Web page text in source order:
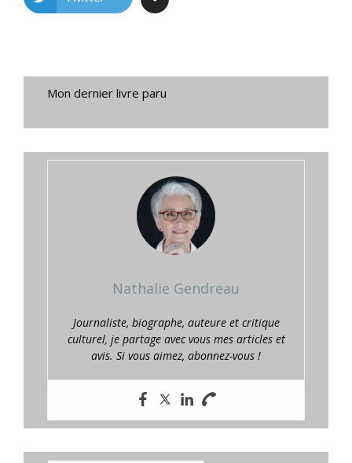
Mon dernier livre paru
Nathalie Gendreau
Journaliste, biographe, auteure et critique
culturel, je partage avec vous mes articles et
avis. Si vous aimez, abonnez-vous !